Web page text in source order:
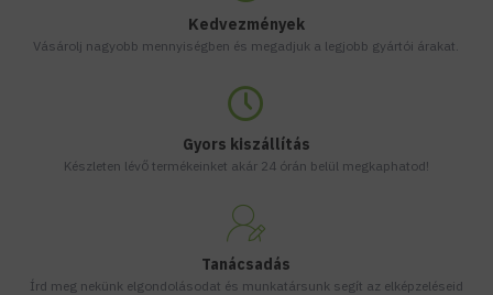
Kedvezmények
Vásárolj nagyobb mennyiségben és megadjuk a legjobb gyártói árakat.
Gyors kiszállítás
Készleten lévő termékeinket akár 24 órán belül megkaphatod!
Tanácsadás
Írd meg nekünk elgondolásodat és munkatársunk segít az elképzeléseid